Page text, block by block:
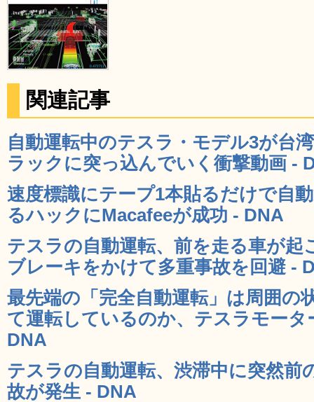
関連記事
自動運転中のテスラ・モデル3が台
ラックに突っ込んでいく衝撃動画 -
速度標識にテープ1本貼るだけで自
るハックにMacafeeが成功 - DNA
テスラの自動運転、前を走る車が起
ブレーキをかけて多重事故を回避 -
最先端の「完全自動運転」は周囲の
て運転しているのか、テスラモー
DNA
テスラの自動運転、渋滞中に突然前
故が発生 - DNA